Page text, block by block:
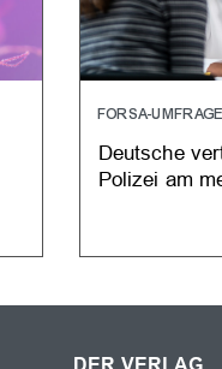
FORSA-UMFRAGE
Deutsche
Polizei am